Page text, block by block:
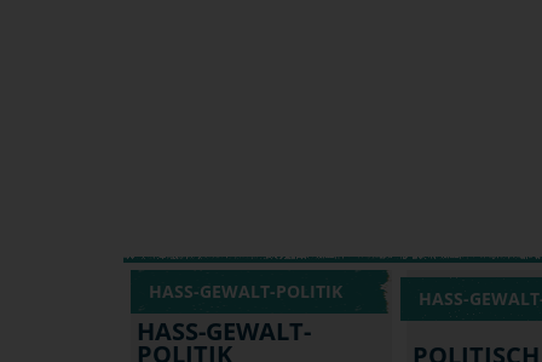
HASS-GEWALT-POLITIK
HASS-GEWALT-
HASS-